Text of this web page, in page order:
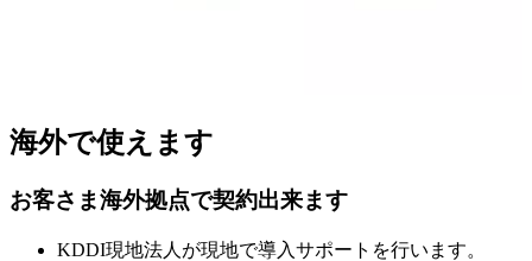
海外で使えます
お客さま海外拠点で契約出来ます
KDDI現地法人が現地で導入サポートを行います。